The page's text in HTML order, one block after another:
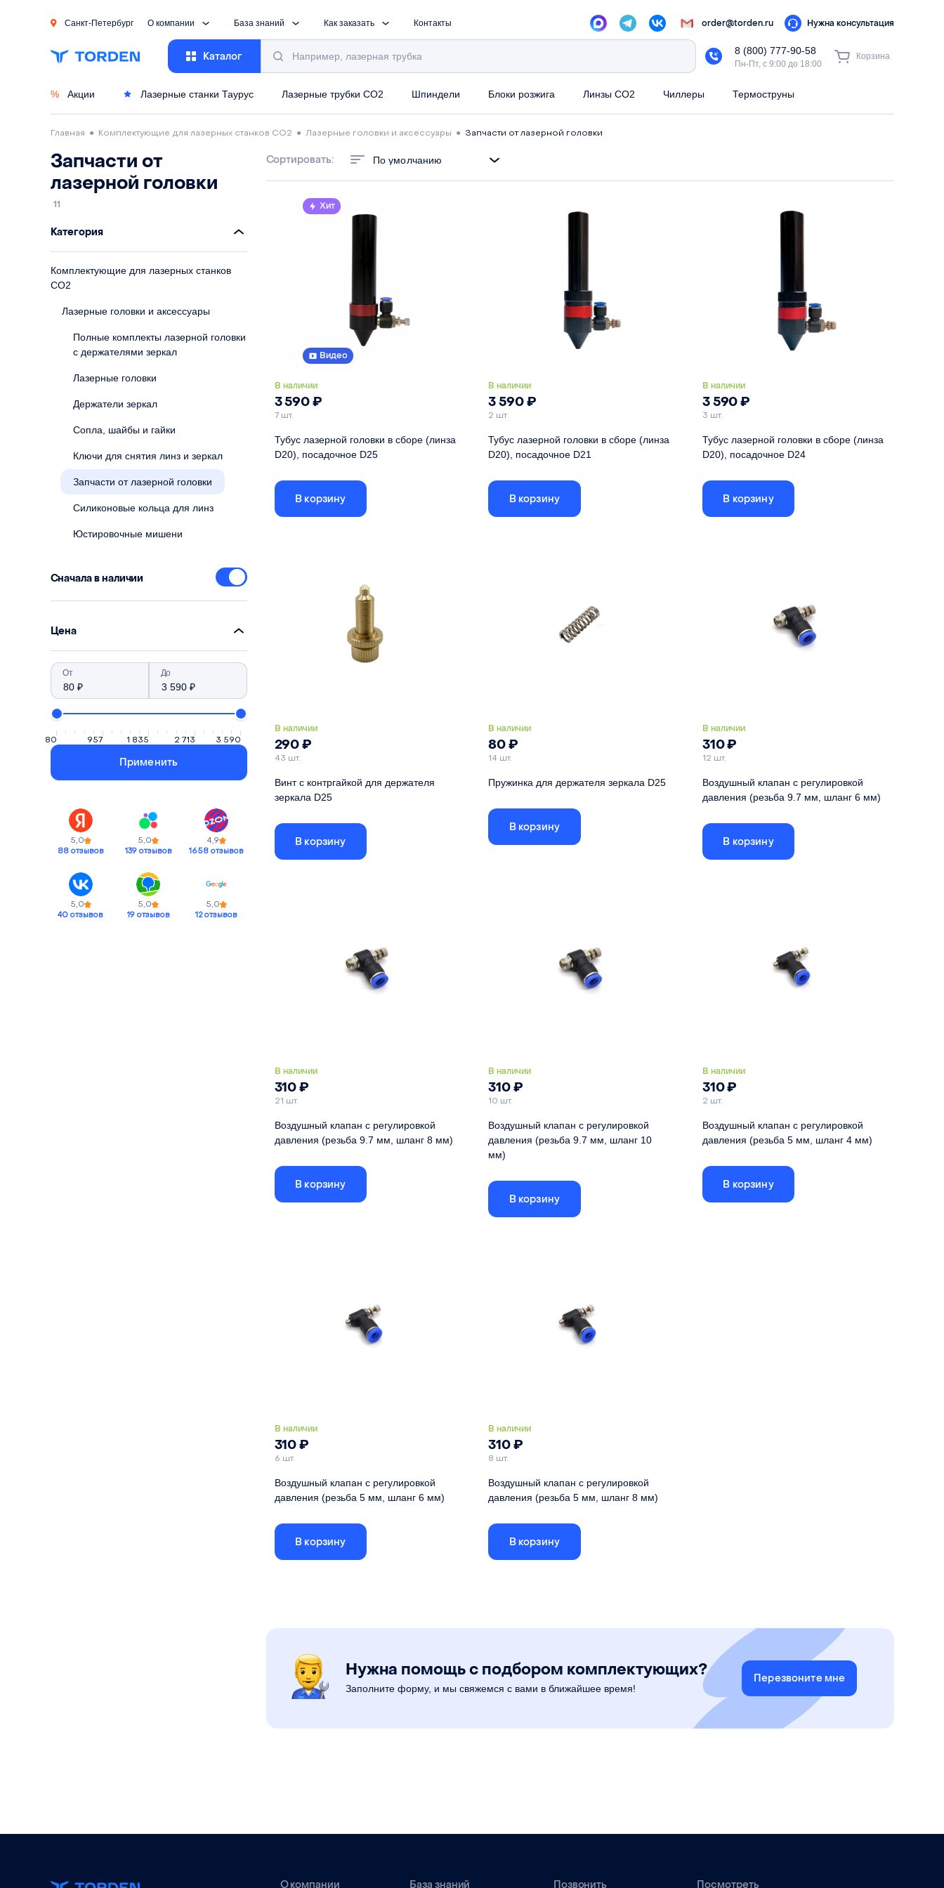
Санкт-Петербург О компании База знаний Как заказать Контакты order@torden.ru Нужна консультация
Каталог 8 (800) 777-90-58
Пн-Пт, с 9:00 до 18:00
Корзина
% Акции Лазерные станки Таурус Лазерные трубки CO2 Шпиндели Блоки розжига Линзы CO2 Чиллеры Термоструны
Главная ● Комплектующие для лазерных станков CO2 ● Лазерные головки и аксессуары ● Запчасти от лазерной головки
Запчасти от
лазерной головки
11
Категория
Комплектующие для лазерных станков
CO2
Лазерные головки и аксессуары
Полные комплекты лазерной головки
с держателями зеркал
Лазерные головки
Держатели зеркал
Сопла, шайбы и гайки
Ключи для снятия линз и зеркал
Запчасти от лазерной головки
Силиконовые кольца для линз
Юстировочные мишени
Сначала в наличии
Цена
От До
80 957 1 835 2 713 3 590
Применить
5,0
88 отзывов
5,0
139 отзывов
4,9
1658 отзывов
5,0
40 отзывов
5,0
19 отзывов
5,0
12 отзывов
Сортировать: По умолчанию
Видео
Хит
В наличии
3 590₽
7 шт.
Тубус лазерной головки в сборе (линза
D20), посадочное D25
Полный комплект сменного тубуса: с
удлинняющей гайкой, газовым клапаном и
соплом.В корзину
В наличии
3 590₽
2 шт.
Тубус лазерной головки в сборе (линза
D20), посадочное D21
Полный комплект сменного тубуса: с
удлинняющей гайкой, газовым клапаном и
соплом.В корзину
В наличии
3 590₽
3 шт.
Тубус лазерной головки в сборе (линза
D20), посадочное D24
Полный комплект сменного тубуса: с
удлинняющей гайкой, газовым клапаном и
соплом.В корзину
В наличии
290₽
43 шт.
Винт с контргайкой для держателя
зеркала D25
Юстировочный винт для лазерной головки и
держателей зеркал
Совм. держатель зеркала
В корзину
В наличии
80₽
14 шт.
Пружинка для держателя зеркала D25
Пружина для фиксации зеркала лазерного
станка внутри кронштейна
Совм. держатель зеркала
В корзину
В наличии
310₽
12 шт.
Воздушный клапан с регулировкой
давления (резьба 9.7 мм, шланг 6 мм)
Подходит для лазерных головок с линзами
В корзину
В наличии
310₽
21 шт.
Воздушный клапан с регулировкой
давления (резьба 9.7 мм, шланг 8 мм)
Подходит для лазерных головок с линзами
В корзину
В наличии
310₽
10 шт.
Воздушный клапан с регулировкой
давления (резьба 9.7 мм, шланг 10
мм)
Подходит для лазерных головок с линзами
В корзину
В наличии
310₽
2 шт.
Воздушный клапан с регулировкой
давления (резьба 5 мм, шланг 4 мм)
Подходит для лазерных головок с линзами
D12 и D18В корзину
В наличии
310₽
6 шт.
Воздушный клапан с регулировкой
давления (резьба 5 мм, шланг 6 мм)
Подходит для лазерных головок с линзами
D12 и D18В корзину
В наличии
310₽
8 шт.
Воздушный клапан с регулировкой
давления (резьба 5 мм, шланг 8 мм)
Подходит для лазерных головок с линзами
D12 и D18В корзину
Нужна помощь с подбором комплектующих?
Заполните форму, и мы свяжемся с вами в ближайшее время!
Перезвоните мне
О компании База знаний Позвонить Посмотреть